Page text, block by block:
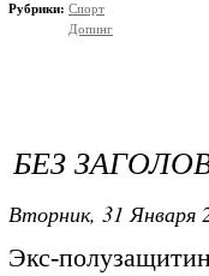
Рубрики: Спорт
Допинг
БЕЗ
Вторник, 31 Января
Экс-